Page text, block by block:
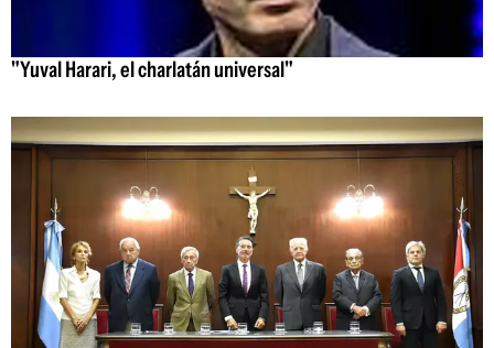
"Yuval Harari, el charlatán universal"